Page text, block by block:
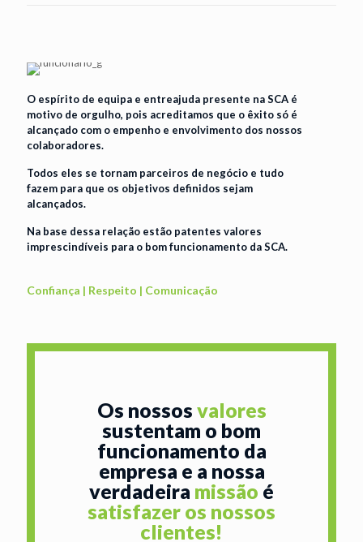
O espírito de equipa e entreajuda presente na SCA é
motivo de orgulho, pois acreditamos que o êxito só é
alcançado com o empenho e envolvimento dos nossos
colaboradores.
Todos eles se tornam parceiros de negócio e tudo
fazem para que os objetivos definidos sejam
alcançados.
Na base dessa relação estão patentes valores
imprescindíveis para o bom funcionamento da SCA.
Confiança | Respeito | Comunicação
Os nossos valores
sustentam o bom
funcionamento da
empresa e a nossa
verdadeira missão é
satisfazer os nossos
clientes!